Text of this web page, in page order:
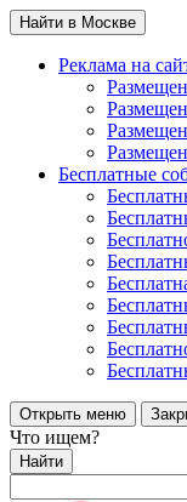
Найти в Москве
Реклама на
Бесплатные
Открыть меню
Что ищем?
Найти